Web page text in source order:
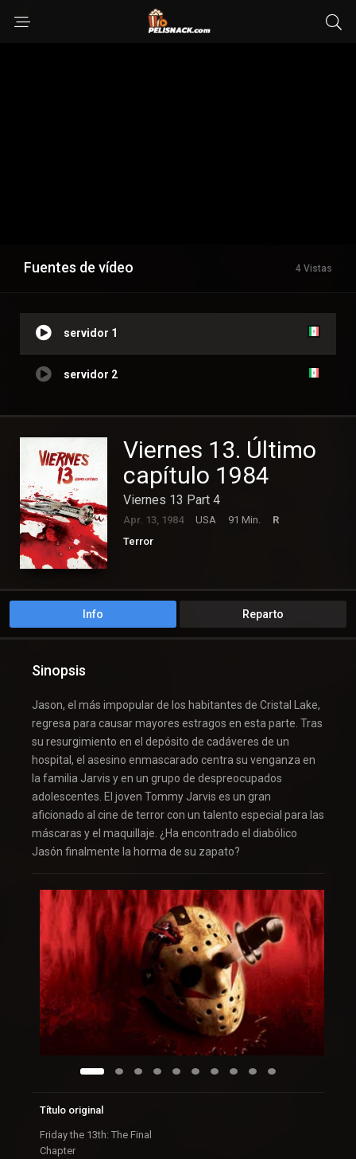
Fuentes de vídeo 4 Vistas
servidor 1
servidor 2
Viernes 13. Último
capítulo 1984
Viernes 13 Part 4
Apr. 13, 1984 USA 91 Min.
R
Terror
Info Reparto
Sinopsis
Jason, el más impopular de los habitantes de Cristal Lake,
regresa para causar mayores estragos en esta parte. Tras
su resurgimiento en el depósito de cadáveres de un
hospital, el asesino enmascarado centra su venganza en
la familia Jarvis y en un grupo de despreocupados
adolescentes. El joven Tommy Jarvis es un gran
aficionado al cine de terror con un talento especial para las
máscaras y el maquillaje. ¿Ha encontrado el diabólico
Jasón finalmente la horma de su zapato?
Título original
Friday the 13th: The Final
Chapter